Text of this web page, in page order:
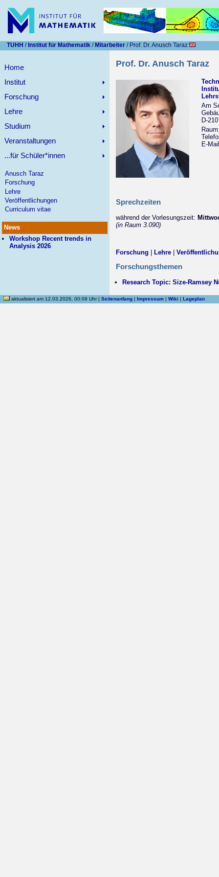
TUHH / Institut für Mathematik/ Mitarbeiter/ Prof. Dr. Anusch Taraz
Home
Institut
Forschung
Lehre
Studium
Veranstaltungen
...für Schüler*innen
Anusch Taraz
Forschung
Lehre
Veröffentlichungen
Curriculum vitae
News
Workshop Recent trends in
Analysis 2026
Prof. Dr. Anusch Taraz
Am
D-
E-
Sprechzeiten
während der Vorlesungszeit:
(in Raum 3.090)
Forschung Lehre|
Forschungsthemen
Research Topic: Size-Ramsey
aktualisiert am 12.03.2026, 00:09 Uhr |Seitenanfang |Impressum |Wiki |Lageplan